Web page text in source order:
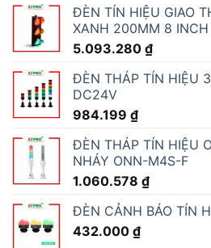
ĐÈN TÍN HIỆU GIAO
XANH 200MM 8 INCH
5.093.280 ₫
ĐÈN THÁP TÍN HIỆU
DC24V
984.199 ₫
ĐÈN THÁP TÍN HIỆU
NHÁY ONN-M4S-F
1.060.578 ₫
ĐÈN CẢNH BÁO TÍN
432.000 ₫